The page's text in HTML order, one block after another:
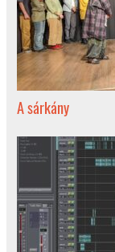
A sárkány